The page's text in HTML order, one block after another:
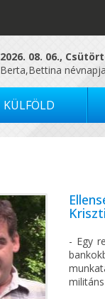
2026. 08. 06.,
Berta,Bettina névnapja
KÜLFÖLD
- Egy